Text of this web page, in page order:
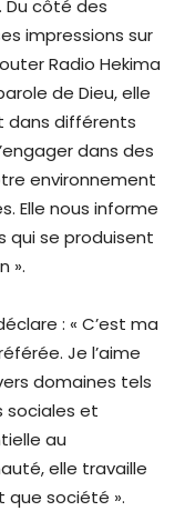
Du côté des
impressions sur
Radio Hekima
de Dieu, elle
dans différents
dans des
environnement
Elle nous informe
qui se produisent
».
: « C’est ma
Je l’aime
domaines tels
sociales et
au
elle travaille
société ».